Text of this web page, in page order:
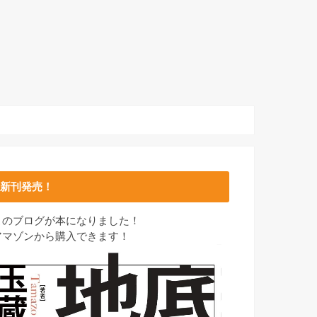
新刊発売！
のブログが本になりました！
マゾンから購入できます！